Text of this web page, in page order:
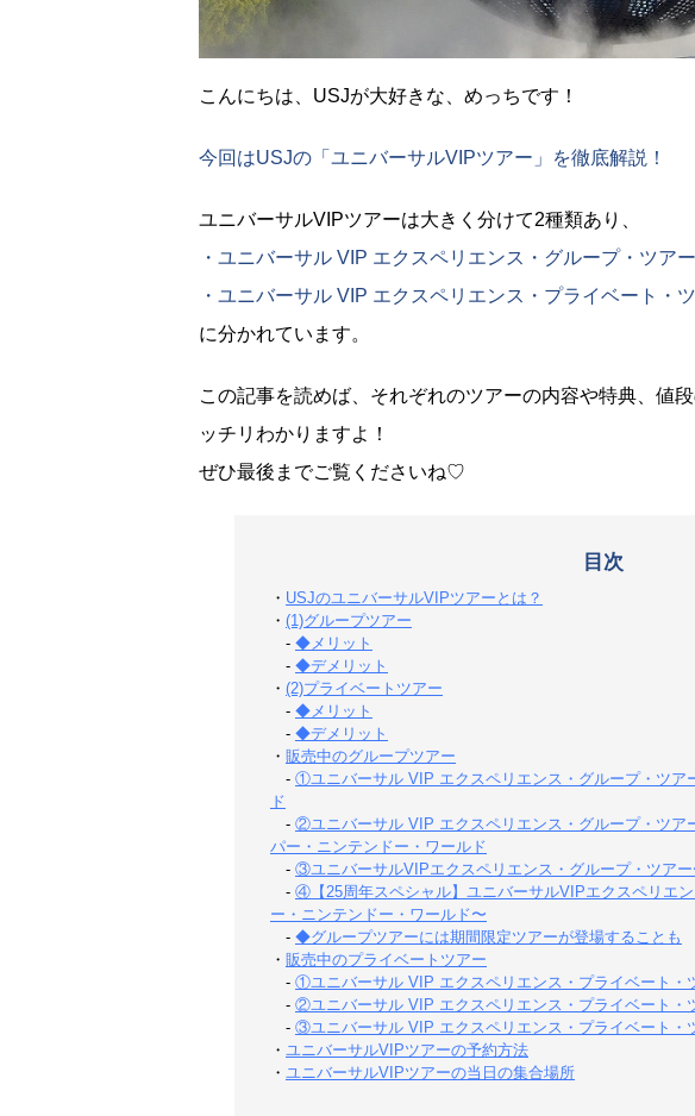
こんにちは、USJが大好きな、めっちです！
今回はUSJの「ユニバーサルVIPツアー」を徹底解説！
ユニバーサルVIPツアーは大きく分けて2種類あり、
・ユニバーサル VIP エクスペリエンス・グループ・ツアー
・ユニバーサル VIP エクスペリエンス・プライベート・
に分かれています。
この記事を読めば、それぞれのツアーの内容や特典、値
ッチリわかりますよ！
ぜひ最後までご覧くださいね♡
目次
・ USJのユニバーサルVIPツアーとは？
・ (1)グループツアー
- ◆メリット
- ◆デメリット
・ (2)プライベートツアー
- ◆メリット
- ◆デメリット
・ 販売中のグループツアー
- ①ユニバーサル VIP エクスペリエンス・グループ・ツア
ド
- ②ユニバーサル VIP エクスペリエンス・グループ・ツア
パー・ニンテンドー・ワールド
- ③ユニバーサルVIPエクスペリエンス・グループ・ツア
- ④【25周年スペシャル】ユニバーサルVIPエクスペリエ
ー・ニンテンドー・ワールド〜
- ◆グループツアーには期間限定ツアーが登場することも
・ 販売中のプライベートツアー
- ①ユニバーサル VIP エクスペリエンス・プライベート・
- ②ユニバーサル VIP エクスペリエンス・プライベート・
- ③ユニバーサル VIP エクスペリエンス・プライベート・
・ ユニバーサルVIPツアーの予約方法
・ ユニバーサルVIPツアーの当日の集合場所